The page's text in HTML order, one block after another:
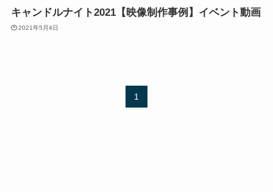
キャンドルナイト2021【映像制作事例】イベント動画
2021年5月4日
1